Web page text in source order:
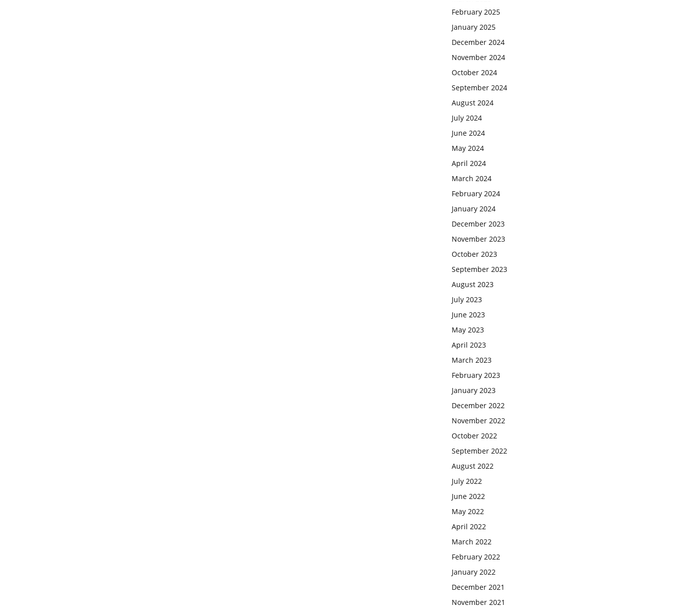
February 2025
January 2025
December 2024
November 2024
October 2024
September 2024
August 2024
July 2024
June 2024
May 2024
April 2024
March 2024
February 2024
January 2024
December 2023
November 2023
October 2023
September 2023
August 2023
July 2023
June 2023
May 2023
April 2023
March 2023
February 2023
January 2023
December 2022
November 2022
October 2022
September 2022
August 2022
July 2022
June 2022
May 2022
April 2022
March 2022
February 2022
January 2022
December 2021
November 2021